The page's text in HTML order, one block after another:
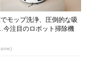
モップ洗浄、圧倒的な吸
今注目のロボット掃除機